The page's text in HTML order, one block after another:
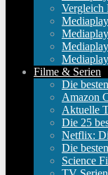
Vergleich
Filme & Serien
Die
Amazon
Aktuelle
Die 25
Netflix:
Die
Science